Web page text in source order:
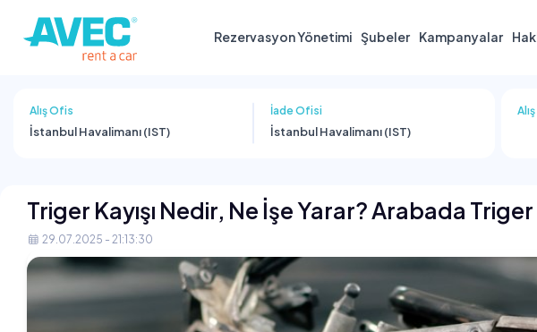
Rezervasyon Yönetimi Şubeler Kampanyalar
Alış Ofis
İstanbul Havalimanı (IST)
İade Ofisi
İstanbul Havalimanı (IST)
Triger Kayışı Nedir, Ne İşe Yarar? Arabada Triger
29.07.2025 - 21:13:30